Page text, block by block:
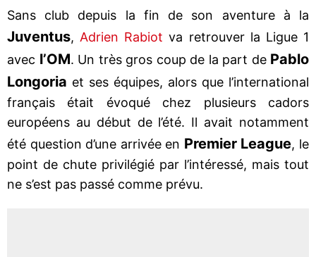
Sans club depuis la fin de son aventure à la
Juventus, Adrien Rabiot va retrouver la Ligue 1
avec l’OM. Un très gros coup de la part de Pablo
Longoria et ses équipes, alors que l’international
français était évoqué chez plusieurs cadors
européens au début de l’été. Il avait notamment
été question d’une arrivée en Premier League, le
point de chute privilégié par l’intéressé, mais tout
ne s’est pas passé comme prévu.